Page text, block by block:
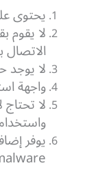
يحتوى
لا يقوم
الاتصال
لا يوجد
واجهة
لا
يوفر